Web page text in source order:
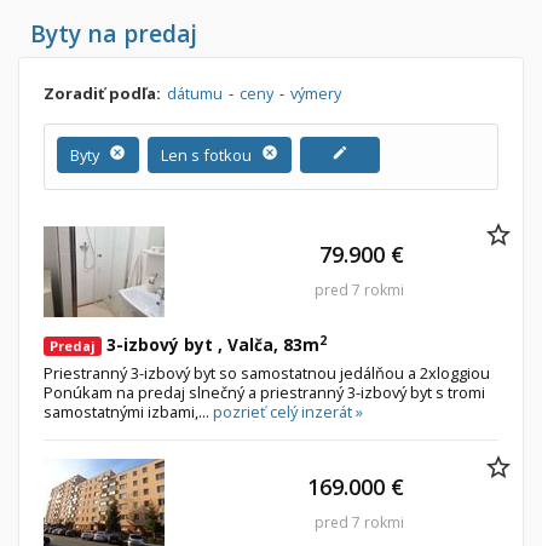
Predaj
Cena
Do:
Lokalita
Byt
Garsónky
Dvojgarsónky
1-izbové
2-izbové
3-izbové
Vila
Chalupa
Byty na predaj
Zoradiť podľa: dátumu - ceny - výmery
Byty cancel Len s fotkou cancel edit
Predaj 3-izbový byt , Valča, 83m2
Priestranný 3-izbový byt so samostatnou jedálňou a 2xloggiou
Ponúkam na predaj slnečný a priestranný 3-izbový byt s tromi
samostatnými izbami,... pozrieť celý inzerát »
79.900 €
pred 7 rokmi
169.000 €
pred 7 rokmi